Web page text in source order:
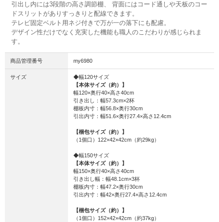
引出し内には3段階の高さ調節棚、 背面にはコード通しや天板のコー
ドスリットがありすっきりと配線できます。
テレビ固定ベルト用ネジ付きで万が一の落下にも配慮。
デザイン性だけでなく充実した機能も職人のこだわりが感じられま
す。
商品管理番号 my6980
サイズ
◆幅120サイズ
【本体サイズ（約）】
幅120×奥行40×高さ40cm
引き出し：幅57.3cm×2杯
棚板内寸：幅56.8×奥行30cm
引出内寸：幅51.6×奥行27.4×高さ12.4cm
【梱包サイズ（約）】
（1個口）122×42×42cm（約29kg）
◆幅150サイズ
【本体サイズ（約）】
幅150×奥行40×高さ40cm
引き出し幅：幅48.1cm×3杯
棚板内寸：幅47.2×奥行30cm
引出内寸：幅42×奥行27.4×高さ12.4cm
【梱包サイズ（約）】
（1個口）152×42×42cm（約37kg）